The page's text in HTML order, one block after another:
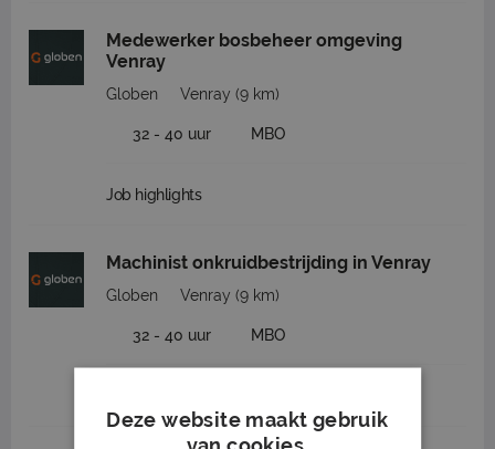
Medewerker bosbeheer omgeving
Venray
Globen Venray (9 km)
32 - 40 uur MBO
Job highlights
Machinist onkruidbestrijding in Venray
Globen Venray (9 km)
32 - 40 uur MBO
Deze website maakt gebruik
van cookies.